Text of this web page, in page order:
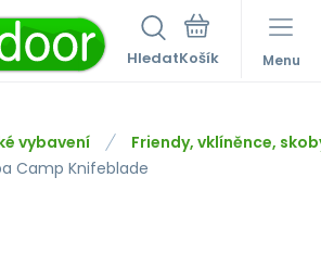
Hledat Menu
vybavení
Friendy, vklíněnce,
Camp Knifeblade